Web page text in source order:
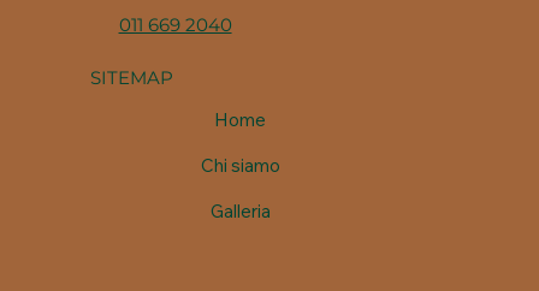
011 669 2040
SITEMAP
Home
Chi siamo
Galleria